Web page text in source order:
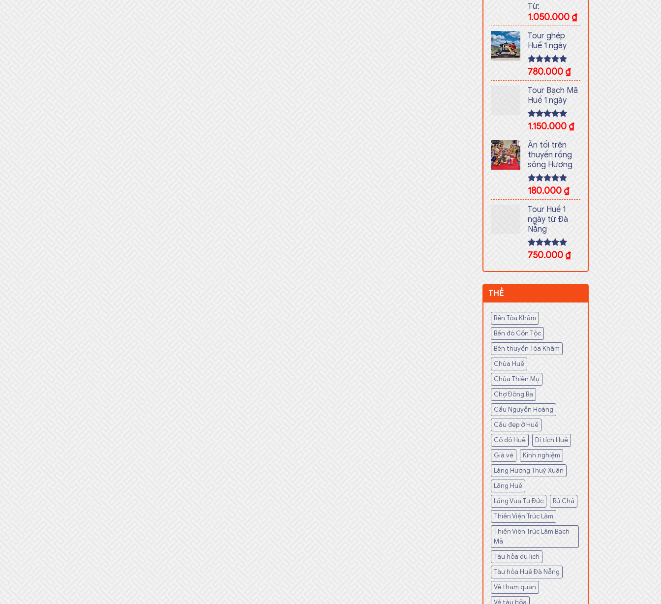
Rated
out of 5
Từ:
1.050.000 ₫
Tour ghép
Huế 1 ngày
Rated5.00
780.000 ₫
Tour Bạch Mã
Huế 1 ngày
Rated5.00
1.150.000 ₫
Ăn tối trên
thuyền rồng
sông Hương
Rated5.00
180.000 ₫
Tour Huế 1
ngày từ Đà
Nẵng
Rated5.00
750.000 ₫
THẺ
Bến Tòa Khâm
Bến đò Cồn Tộc
Bền thuyền Tòa Khâm
Chùa Huế
Chùa Thiên Mụ
Chợ Đông Ba
Cầu Nguyễn Hoàng
Cầu đẹp ở Huế
Cố đô Huế
Di tích Huế
Giá vé
Kinh nghiệm
Làng Hương Thuỷ Xuân
Lăng Huế
Lăng Vua Tự Đức
Rú Chá
Thiền Viện Trúc Lâm
Thiền Viện Trúc Lâm Bạch
Mã
Tàu hỏa du lịch
Tàu hỏa Huế Đà Nẵng
Vé tham quan